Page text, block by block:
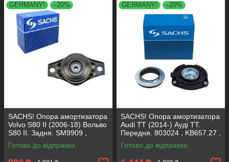
GERMANY! –20%
SACHS! Опора амортизатора
Volvo S80 II (2006-18) Вольво
S80 II. Задня. SM9909 ,
802416 , KB952.10 ,
VKDA40436
Готово до відправки
GERMANY! –20%
SACHS! Опора амортизатора
Audi TT (2014-) Ауді ТТ.
Передня. 803024 , KB657.27 ,
VKDA35167
Готово до відправки